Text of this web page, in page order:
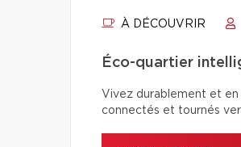
À DÉCOUVRIR
Éco-quartier
Vivez durablement et en
connectés et tournés